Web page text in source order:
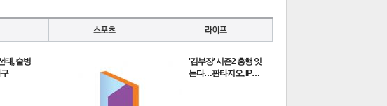
태, 술병
'김부장' 시즌2 흥행 잇
는다…판타지오, IP…